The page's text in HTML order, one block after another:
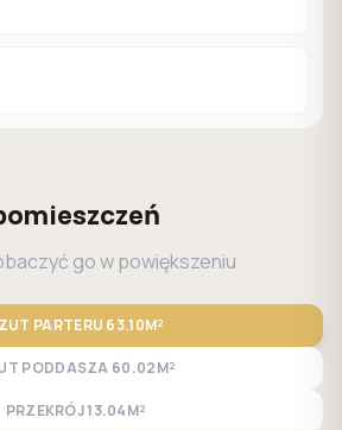
go w powiększeniu
PARTERU 63.10M²
PODDASZA 60.02M²
PRZEKRÓJ13.04M²